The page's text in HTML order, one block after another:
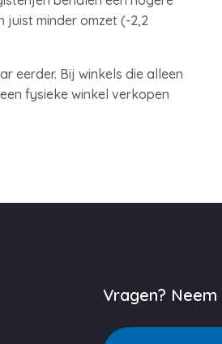
juist minder omzet (-2,2
eerder. Bij winkels die alleen
fysieke winkel verkopen
Vragen?